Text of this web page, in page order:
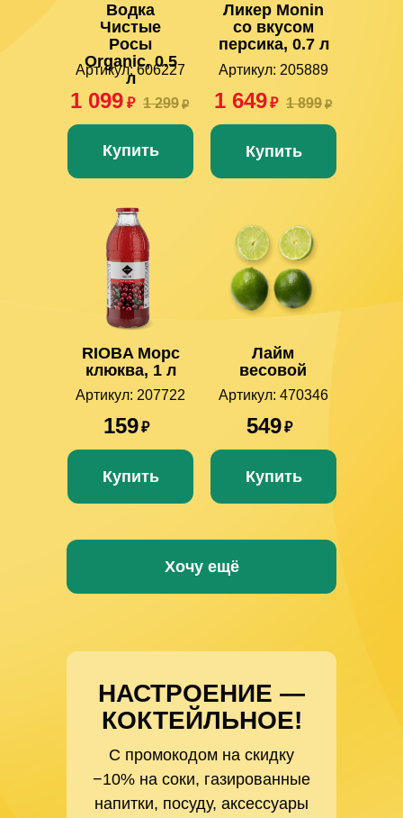
Ликер Monin
со вкусом
персика, 0.7 л
Артикул: 205889
RIOBA Морс
клюква, 1 л
Артикул: 207722
Лайм
весовой
Артикул: 470346
Водка
Чистые
Росы
Organic, 0.5
л
Артикул: 606227
Купить
Хочу ещё
Купить
Купить Купить
НАСТРОЕНИЕ —
КОКТЕЙЛЬНОЕ!
С промокодом на скидку
−10% на соки, газированные
напитки, посуду, аксессуары
1 649₽ 1 899₽
159₽ 549₽
1 099 ₽ 1 299₽